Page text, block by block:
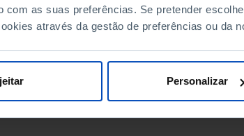
com as suas preferências. Se pretender
através da gestão de preferências ou da
Personalizar
DATA DE FIM